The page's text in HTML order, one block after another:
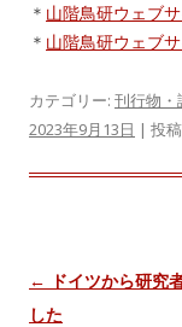
＊ 山階鳥研ウェブ
＊ 山階鳥研ウェブ
カテゴリー: 刊行物・
2023年9月13日 | 投
投
稿
← ドイツから研究
した